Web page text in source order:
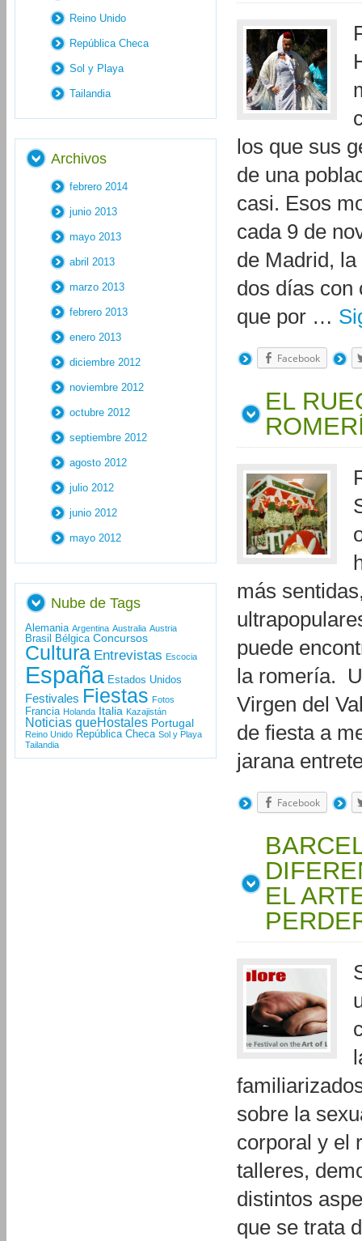
los que sus
de una
casi. Esos
cada 9 de
de Madrid,
dos días con
que por …
Facebook
EL
más
puede
la romería.
Virgen del
de fiesta a
jarana
Facebook
EL
sobre la
corporal y el
talleres,
distintos
que se trata
Reino Unido
República Checa
Sol y Playa
Tailandia
Archivos
febrero 2014
junio 2013
mayo 2013
abril 2013
marzo 2013
febrero 2013
enero 2013
diciembre 2012
noviembre 2012
octubre 2012
septiembre 2012
agosto 2012
julio 2012
junio 2012
mayo 2012
Nube de Tags
Alemania Argentina Australia Austria
Brasil Bélgica Concursos
Cultura Entrevistas Escocia
España Estados Unidos
Festivales Fiestas Fotos
Francia Holanda Italia Kazajistán
Noticias queHostales Portugal
Reino Unido República Checa Sol y Playa
Tailandia